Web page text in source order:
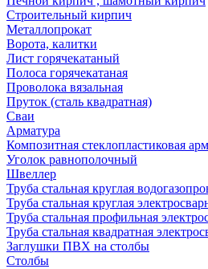
Строительный кирпич
Металлопрокат
Ворота, калитки
Лист горячекатаный
Полоса горячекатаная
Проволока вязальная
Пруток (сталь квадратная)
Сваи
Арматура
Композитная стеклопластиковая
Уголок равнополочный
Швеллер
Труба стальная круглая
Труба стальная круглая
Труба стальная профильная
Труба стальная квадратная
Заглушки ПВХ на столбы
Столбы